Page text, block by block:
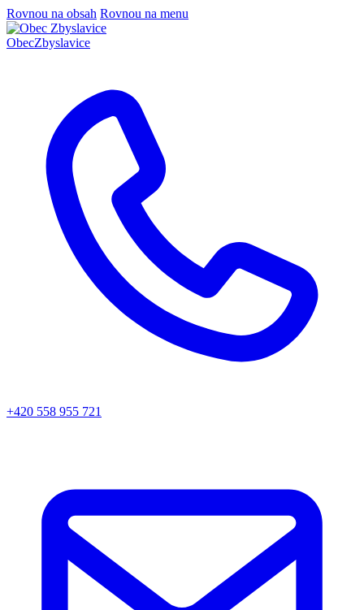
Rovnou na obsah Rovnou na menu
ObecZbyslavice
+420 558 955 721